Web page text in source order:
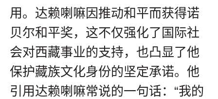
用。达赖喇嘛因推动和平而获得诺
贝尔和平奖，这不仅强化了国际社
会对西藏事业的支持，也凸显了他
保护藏族文化身份的坚定承诺。他
引用达赖喇嘛常说的一句话：“我的